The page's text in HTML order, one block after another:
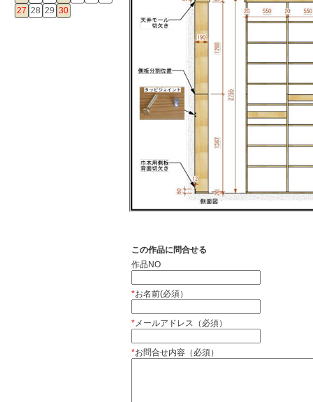
27 28 29 30
この作品に問合せる
作品NO
*お名前(必須）
*メールアドレス（必須）
*お問合せ内容（必須）